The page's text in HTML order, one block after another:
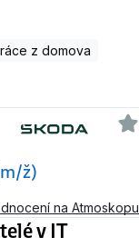
z domova
ž)
na Atmoskopu
v IT